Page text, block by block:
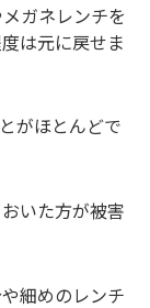
ガネレンチを
は元に戻せま
がほとんどで
いた方が被害
細めのレンチ